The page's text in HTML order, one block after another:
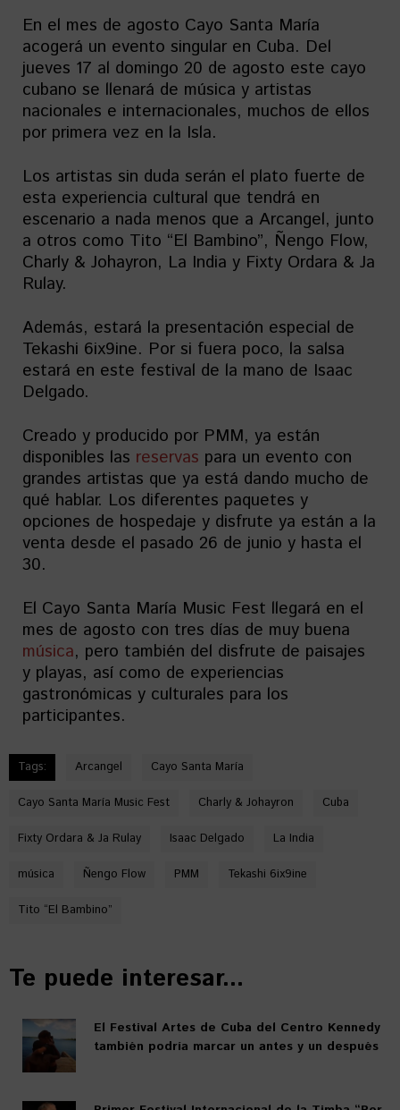
En el mes de agosto Cayo Santa María
acogerá un evento singular en Cuba. Del
jueves 17 al domingo 20 de agosto este cayo
cubano se llenará de música y artistas
nacionales e internacionales, muchos de ellos
por primera vez en la Isla.
Los artistas sin duda serán el plato fuerte de
esta experiencia cultural que tendrá en
escenario a nada menos que a Arcangel, junto
a otros como Tito “El Bambino”, Ñengo Flow,
Charly & Johayron, La India y Fixty Ordara & Ja
Rulay.
Además, estará la presentación especial de
Tekashi 6ix9ine. Por si fuera poco, la salsa
estará en este festival de la mano de Isaac
Delgado.
Creado y producido por PMM, ya están
disponibles las reservas para un evento con
grandes artistas que ya está dando mucho de
qué hablar. Los diferentes paquetes y
opciones de hospedaje y disfrute ya están a la
venta desde el pasado 26 de junio y hasta el
30.
El Cayo Santa María Music Fest llegará en el
mes de agosto con tres días de muy buena
música, pero también del disfrute de paisajes
y playas, así como de experiencias
gastronómicas y culturales para los
participantes.
Tags: Arcangel Cayo Santa María
Cayo Santa María Music Fest Charly & Johayron Cuba
Fixty Ordara & Ja Rulay Isaac Delgado La India
música Ñengo Flow PMM Tekashi 6ix9ine
Tito “El Bambino”
Te puede interesar...
El Festival Artes de Cuba del Centro Kennedy
también podría marcar un antes y un después